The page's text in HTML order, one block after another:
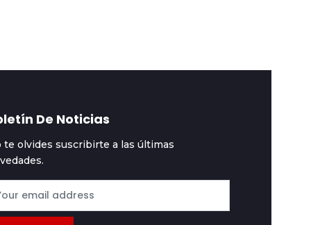
De Noticias
te olvides suscribirte a las últimas